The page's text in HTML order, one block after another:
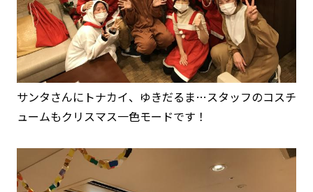
サンタさんにトナカイ、ゆきだるま…スタッフのコスチ
ュームもクリスマス一色モードです！